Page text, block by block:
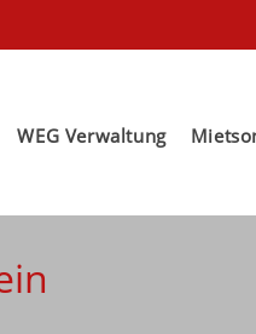
WEG Verwaltung